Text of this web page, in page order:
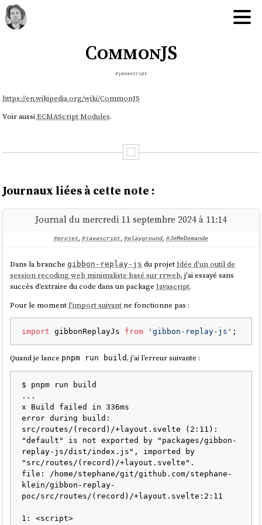
CommonJS
#javascript
https://en.wikipedia.org/wiki/CommonJS
Voir aussiECMAScript Modules.
Journaux liées à cette note :
Journal du mercredi 11 septembre 2024 à 11:14
#projet, #javascript, #playground, #JeMeDemande
Dans la branchegibbon-replay-js du projetIdée d'un outil de
session recoding web minimaliste basé sur rrweb, j'ai essayé sans
succès d'extraire du code dans un packageJavascript.
Pour le moment l'import suivant ne fonctionne pas :
import gibbonReplayJs from 'gibbon-replay-js'
Quand je lance pnpm run build, j'ai l'erreur suivante :
$ pnpm run build
...
x Build failed in 336ms
error during build:
src/routes/(record)/+layout.svelte (2:11):
"default" is not exported by "packages/gibbon-
replay-js/dist/index.js", imported by
"src/routes/(record)/+layout.svelte".
file: /home/stephane/git/github.com/stephane-
klein/gibbon-replay-
poc/src/routes/(record)/+layout.svelte:2:11
1: <script>